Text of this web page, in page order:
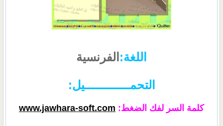
اللغة: الفرنسية
التحمـــــــــــــيل:
كلمة السر لفك الضغط: www.jawhara-soft.com